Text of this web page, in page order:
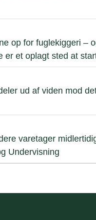
op for fuglekiggeri –
er et oplagt sted at
ud af viden mod
varetager
Undervisning